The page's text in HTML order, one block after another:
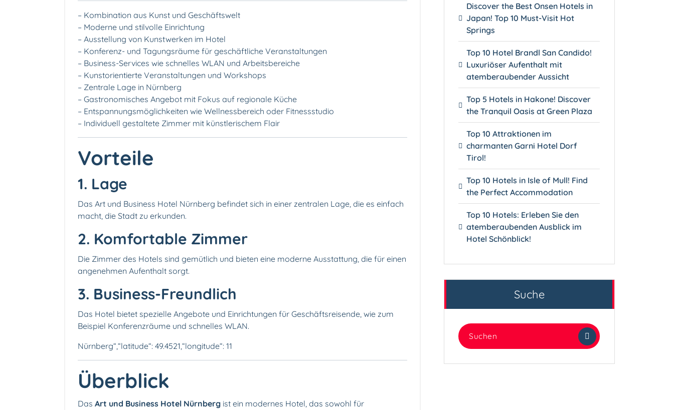
– Kombination aus Kunst und Geschäftswelt
– Moderne und stilvolle Einrichtung
– Ausstellung von Kunstwerken im Hotel
– Konferenz- und Tagungsräume für geschäftliche Veranstaltungen
– Business-Services wie schnelles WLAN und Arbeitsbereiche
– Kunstorientierte Veranstaltungen und Workshops
– Zentrale Lage in Nürnberg
– Gastronomisches Angebot mit Fokus auf regionale Küche
– Entspannungsmöglichkeiten wie Wellnessbereich oder Fitnessstudio
– Individuell gestaltete Zimmer mit künstlerischem Flair
Vorteile
1. Lage
Das Art und Business Hotel Nürnberg befindet sich in einer zentralen Lage, die es einfach
macht, die Stadt zu erkunden.
2. Komfortable Zimmer
Die Zimmer des Hotels sind gemütlich und bieten eine moderne Ausstattung, die für einen
angenehmen Aufenthalt sorgt.
3. Business-Freundlich
Das Hotel bietet spezielle Angebote und Einrichtungen für Geschäftsreisende, wie zum
Beispiel Konferenzräume und schnelles WLAN.
Nürnberg“,“latitude“: 49.4521,“longitude“: 11
Überblick
Das Art und Business Hotel Nürnberg ist ein modernes Hotel, das sowohl für
Discover the Best Onsen Hotels in
Japan! Top 10 Must-Visit Hot
Springs
Top 10 Hotel Brandl San Candido!
Luxuriöser Aufenthalt mit
atemberaubender Aussicht
Top 5 Hotels in Hakone! Discover
the Tranquil Oasis at Green Plaza
Top 10 Attraktionen im
charmanten Garni Hotel Dorf
Tirol!
Top 10 Hotels in Isle of Mull! Find
the Perfect Accommodation
Top 10 Hotels: Erleben Sie den
atemberaubenden Ausblick im
Hotel Schönblick!
Suche
Suchen
nach: